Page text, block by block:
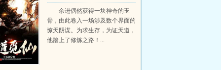
余进偶然获得一块神奇的玉
骨，由此卷入一场涉及数个界面的
惊天阴谋。为求生存，为证天道，
他踏上了修炼之路！...